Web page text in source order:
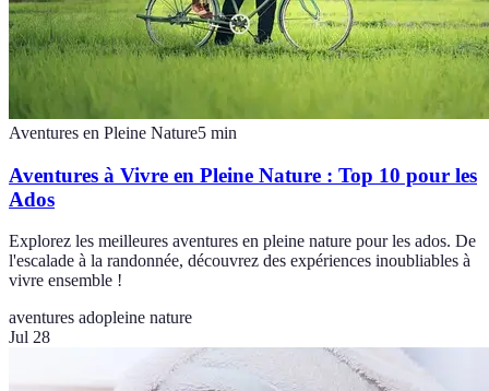
Aventures en Pleine Nature5 min
Aventures à Vivre en Pleine Nature : Top 10 pour les
Ados
Explorez les meilleures aventures en pleine nature pour les ados. De
l'escalade à la randonnée, découvrez des expériences inoubliables à
vivre ensemble !
aventures adopleine nature
Jul 28